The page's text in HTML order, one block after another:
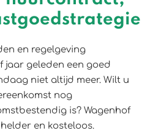
en regelgeving
jaar geleden een goed
niet altijd meer. Wilt u
nog
is? Wagenhof
en kosteloos.